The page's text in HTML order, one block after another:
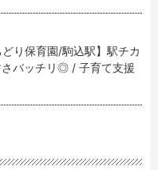
り保育園/駒込駅】駅チカ
バッチリ◎ / 子育て支援